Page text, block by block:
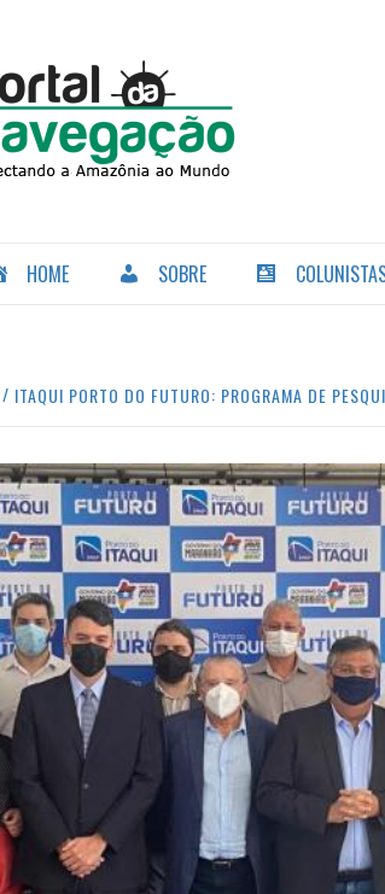
HOME SOBRE
ITAQUI PORTO DO FUTURO: PROGRAMA DE